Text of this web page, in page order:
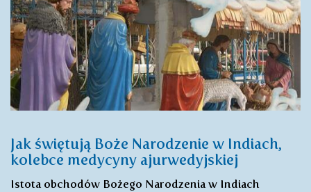
Jak świętują Boże Narodzenie w Indiach,
kolebce medycyny ajurwedyjskiej
Istota obchodów Bożego Narodzenia w Indiach